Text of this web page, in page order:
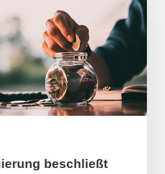
beschließt